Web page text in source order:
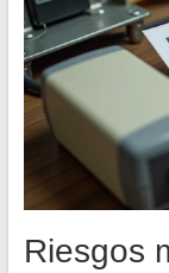
Riesgos